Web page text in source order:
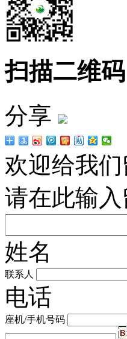
扫描二维码
分享
欢迎给我
请在此输
姓名
联系人
电话
座机/手机号码